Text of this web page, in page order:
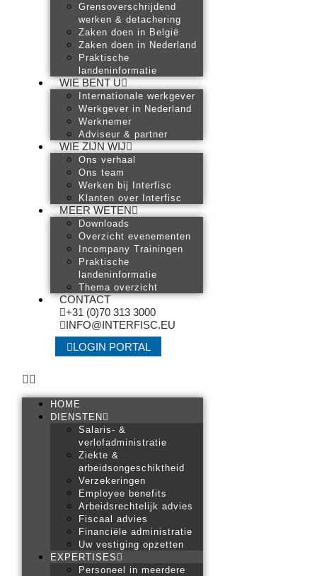
Grensoverschrijdend
werken & detachering
Zaken doen in België
Zaken doen in Nederland
Praktische
landeninformatie
WIE BENT U
Internationale werkgever
Werkgever in Nederland
Werknemer
Adviseur & partner
WIE ZIJN WIJ
Ons verhaal
Ons team
Werken bij Interfisc
Klanten over Interfisc
MEER WETEN
Downloads
Overzicht evenementen
Incompany Trainingen
Praktische
landeninformatie
Thema overzicht
CONTACT
+31 (0)70 313 3000
INFO@INTERFISC.EU
LOGIN PORTAL
HOME
DIENSTEN
Salaris- &
verlofadministratie
Ziekte &
arbeidsongeschiktheid
Verzekeringen
Employee benefits
Arbeidsrechtelijk advies
Fiscaal advies
Financiële administratie
Uw vestiging opzetten
EXPERTISES
Personeel in meerdere